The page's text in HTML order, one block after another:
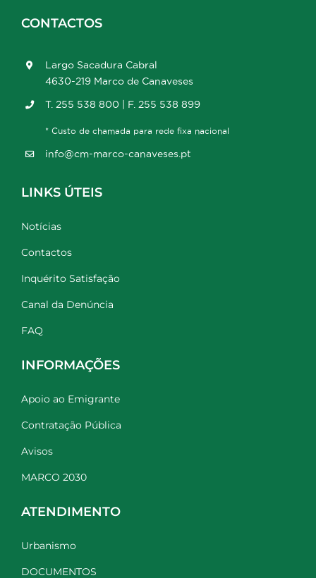
CONTACTOS
Largo Sacadura Cabral
4630-219 Marco de Canaveses
T. 255 538 800 | F. 255 538 899
* Custo de chamada para rede fixa nacional
info@cm-marco-canaveses.pt
LINKS ÚTEIS
Notícias
Contactos
Inquérito Satisfação
Canal da Denúncia
FAQ
INFORMAÇÕES
Apoio ao Emigrante
Contratação Pública
Avisos
MARCO 2030
ATENDIMENTO
Urbanismo
DOCUMENTOS